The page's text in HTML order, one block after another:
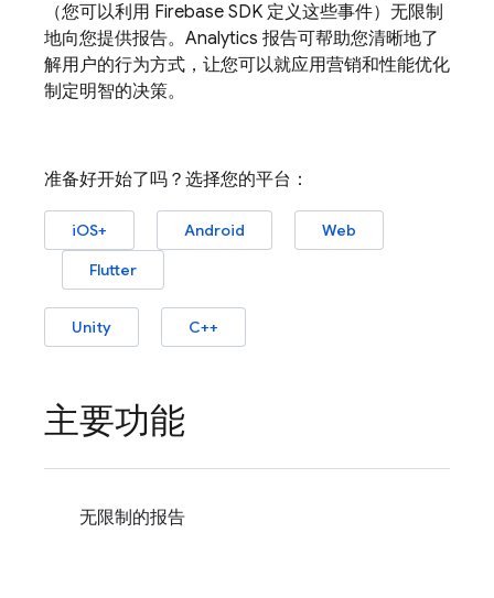
（您可以利用 Firebase SDK 定义这些事件）无限制
地向您提供报告。 Analytics 报告可帮助您清晰地了
解用户的行为方式，让您可以就应用营销和性能优化
制定明智的决策。
准备好开始了吗？选择您的平台：
iOS+ Android
Web
Flutter
Unity C++
主要功能
无限制的报告